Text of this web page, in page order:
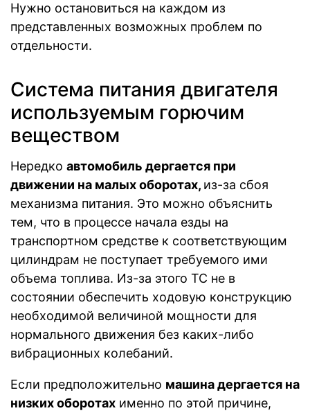
Нужно остановиться на каждом из
представленных возможных проблем по
отдельности.
Система питания двигателя
используемым горючим
веществом
Нередко автомобиль дергается при
движении на малых оборотах, из-за сбоя
механизма питания. Это можно объяснить
тем, что в процессе начала езды на
транспортном средстве к соответствующим
цилиндрам не поступает требуемого ими
объема топлива. Из-за этого ТС не в
состоянии обеспечить ходовую конструкцию
необходимой величиной мощности для
нормального движения без каких-либо
вибрационных колебаний.
Если предположительно машина дергается на
низких оборотах именно по этой причине,